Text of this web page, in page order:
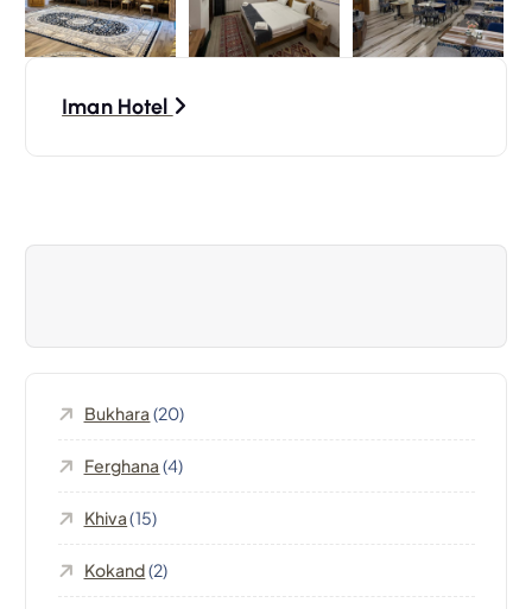
i
Iman Hotel
Bukhara (20)
Ferghana (4)
Khiva(15)
Kokand(2)